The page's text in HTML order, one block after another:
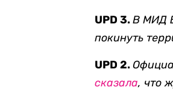
UPD 3.В МИД
покинуть
UPD 2.
сказала, что